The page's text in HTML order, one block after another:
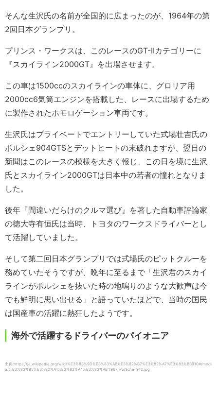
そんな生沢氏の名前が全国的に広まったのが、1964年の第
2回日本グランプリ。
プリンス・ワークスは、このレースのGT-IIカテゴリーに
『スカイライン2000GT』を出場させます。
この車は1500ccのスカイラインの車体に、グロリア用
2000cc6気筒エンジンを搭載した、レースに出場するため
に製作されたホモロゲーション車両です。
生沢氏はプライベートでエントリーしていた式場壮吉氏の
ポルシェ904GTSとデットヒートの末破れますが、翌日の
新聞はこのレースの模様を大きく報じ、この日を境に生沢
氏とスカイライン2000GTは日本中の若者の憧れとなりま
した。
後年『間違いだらけのクルマ選び』を著した自動車評論家
の徳大寺有恒氏は当時、トヨタのワークスドライバーとし
て活躍していました。
そして第二回日本グランプリでは式場氏のピットクルーを
務めていたそうですが、晩年に至るまで「生沢君のスカイ
ラインがポルシェを抜いた時の地鳴りのような大歓声は今
でも鮮明に思い出せる」と語っていたほどで、当時の国民
は国産車の活躍に熱狂したようです。
海外で活躍するドライバーのパイオニア
出典:https://ja.wikipedia.org/wiki/%E3%83%9D%E3%83%AB%E3%82%B7%E3%82%A7%E3%83%BB910#/medi
a/%E3%83%95%E3%82%A1%E3%82%A4%E3%83%AB:1967_Porsche_910.jpg